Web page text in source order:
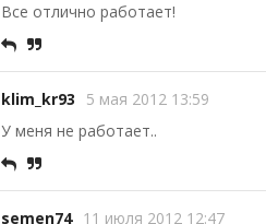
Все отлично работает!
klim_kr93 5 мая 2012 13:59
У меня не работает..
semen74 11 июля 2012 12:47